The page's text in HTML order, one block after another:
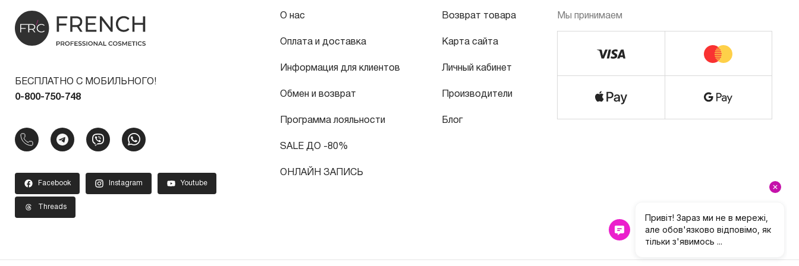
БЕСПЛАТНО С МОБИЛЬНОГО!
0-800-750-748
Facebook Instagram Youtube
Threads
О нас
Оплата и доставка
Информация для клиентов
Обмен и возврат
Программа лояльности
SALE ДО -80%
ОНЛАЙН ЗАПИСЬ
Возврат товара
Карта сайта
Личный кабинет
Производители
Блог
Мы принимаем